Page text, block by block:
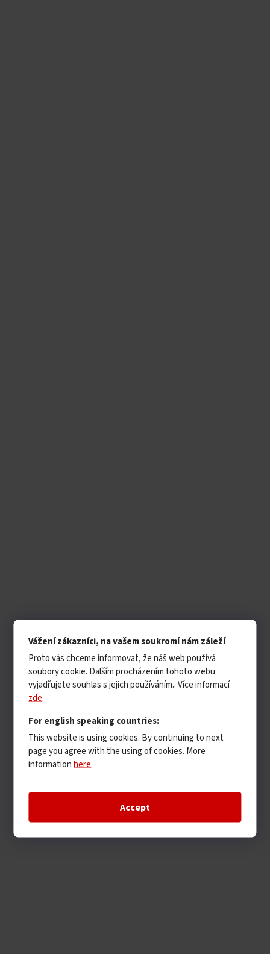
Vážení zákazníci, na vašem soukromí nám záleží
Proto vás chceme informovat, že náš web používá
soubory cookie. Dalším procházením tohoto webu
vyjadřujete souhlas s jejich používáním.. Více informací
zde.
For english speaking countries:
This website is using cookies. By continuing to next
page you agree with the using of cookies. More
informationhere.
Accept